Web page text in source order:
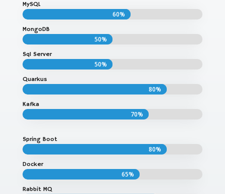
MySQL
60%
60%
MongoDB
50%
50%
Sql Server
50%
50%
Quarkus
80%
80%
Kafka
70%
70%
Spring Boot
80%
80%
Docker
65%
65%
Rabbit MQ